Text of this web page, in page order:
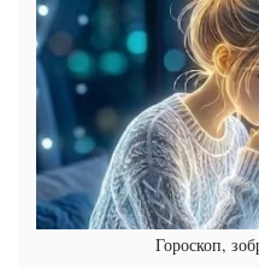
Гороскоп,